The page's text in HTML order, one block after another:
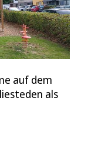
auf dem
als